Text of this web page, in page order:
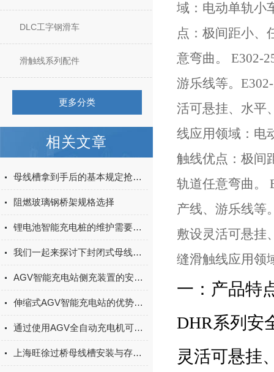
DLC工字钢滑车
滑触线系列配件
更多分类
相关文章
母线槽拿到手后的基本规定抢先了解下！
阻燃玻璃钢桥架规格选择
锂电池智能充电桩的维护需要注意什么？
我们一起来探讨下封闭式母线槽要怎么安装呢
AGV智能充电站侧充装置的安全性能怎么样
伸缩式AGV智能充电站的优势体现在哪里？
通过使用AGV全自动充电机可以大大提高AGV的运行效率和充电效率
上海旺徐过桥母线槽安装与存放的基本准则
域：电动单轨小
点：极间距小、
意弯曲。 E302-
游乐线等。
活可悬挂、水平
线应用领域：电
触线优点：极间
轨道任意弯曲。
产线、游乐线等
敷设灵活可悬挂
缝滑触线应用领
一：产品特
DHR系列安
灵活可悬挂